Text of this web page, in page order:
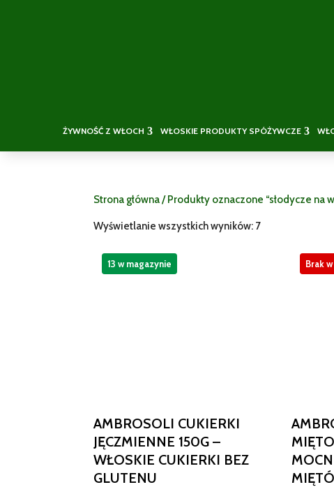
ŻYWNOŚĆ Z WŁOCH WŁOSKIE PRODUKTY SPÓŻYWCZE
Strona główna/ Produkty oznaczone “słodycze na
Wyświetlanie wszystkich wyników: 7
AMBROSOLI CUKIERKI
JĘCZMIENNE 150G –
WŁOSKIE CUKIERKI BEZ
GLUTENU
13 w magazynie Brak